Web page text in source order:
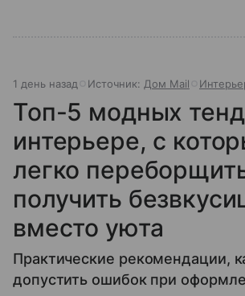
1 день назад Источник: Дом Mail
Топ-5 модных
интерьере, с
легко
получить
вместо уюта
Практические рекомендации,
допустить ошибок при